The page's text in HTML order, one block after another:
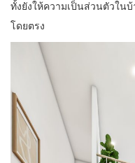
ทั้งยังให้ความเป็นส่วนตัวใน
โดยตรง